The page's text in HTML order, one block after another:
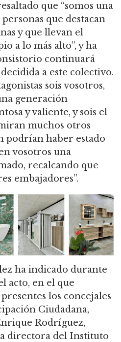
que “somos una
que destacan
y que llevan el
a lo más alto”, y ha
continuará
a este colectivo.
sois vosotros,
generación
y valiente, y sois el
muchos otros
podrían haber estado
vosotros una
recalcando que
embajadores”.
ha indicado durante
acto, en el que
los concejales
Ciudadana,
Rodríguez,
directora del Instituto